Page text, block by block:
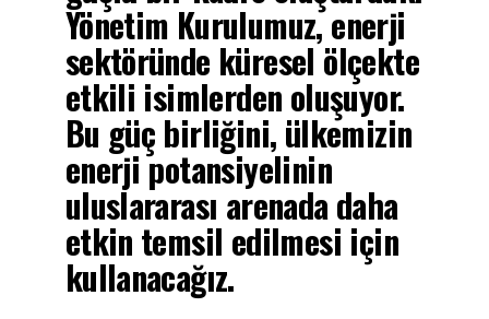
Yönetim Kurulumuz, enerji
sektöründe küresel ölçekte
etkili isimlerden oluşuyor.
Bu güç birliğini, ülkemizin
enerji potansiyelinin
uluslararası arenada daha
etkin temsil edilmesi için
kullanacağız.